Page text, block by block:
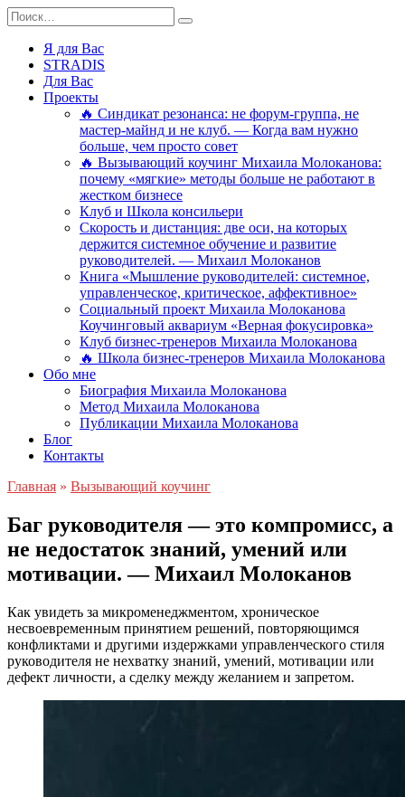
Перейти
к
содержанию
Search
for:
Я для Вас
STRADIS
Для Вас
Проекты
🔥 Синдикат резонанса: не форум-группа, не
мастер-майнд и не клуб. — Когда вам нужно
больше, чем просто совет
🔥 Вызывающий коучинг Михаила Молоканова:
почему «мягкие» методы больше не работают в
жестком бизнесе
Клуб и Школа консильери
Скорость и дистанция: две оси, на которых
держится системное обучение и развитие
руководителей. — Михаил Молоканов
Книга «Мышление руководителей: системное,
управленческое, критическое, аффективное»
Социальный проект Михаила Молоканова
Коучинговый аквариум «Верная фокусировка»
Клуб бизнес-тренеров Михаила Молоканова
🔥 Школа бизнес-тренеров Михаила Молоканова
Обо мне
Биография Михаила Молоканова
Метод Михаила Молоканова
Публикации Михаила Молоканова
Блог
Контакты
Главная » Вызывающий коучинг
Баг руководителя — это компромисс, а
не недостаток знаний, умений или
мотивации. — Михаил Молоканов
Как увидеть за микроменеджментом, хроническое
несвоевременным принятием решений, повторяющимся
конфликтами и другими издержками управленческого стиля
руководителя не нехватку знаний, умений, мотивации или
дефект личности, а сделку между желанием и запретом.